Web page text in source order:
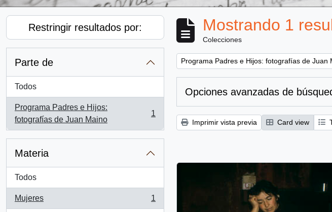
Restringir resultados por:
Parte de
Todos
Programa Padres e Hijos:
fotografías de Juan Maino
, 1 resultados
1
Materia
Todos
Mujeres
, 1 resultados
1
Mostrando 1
Colecciones
Remove filter:
Programa Padres e Hijos: fotografías de Juan
Opciones avanzadas de
Imprimir vista previa Card view